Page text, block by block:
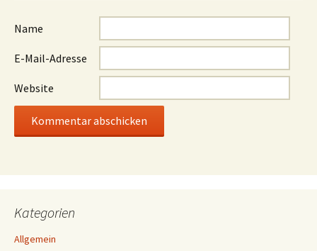
Name
E-Mail-Adresse
Website
Kategorien
Allgemein